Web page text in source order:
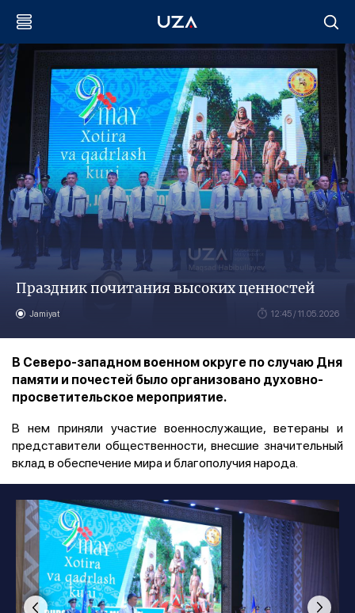
Праздник почитания высоких ценностей
Jamiyat 12:45 / 11.05.2026
В Северо-западном военном округе по случаю Дня
памяти и почестей было организовано духовно-
просветительское мероприятие.
В нем приняли участие военнослужащие, ветераны и
представители общественности, внесшие значительный
вклад в обеспечение мира и благополучия народа.